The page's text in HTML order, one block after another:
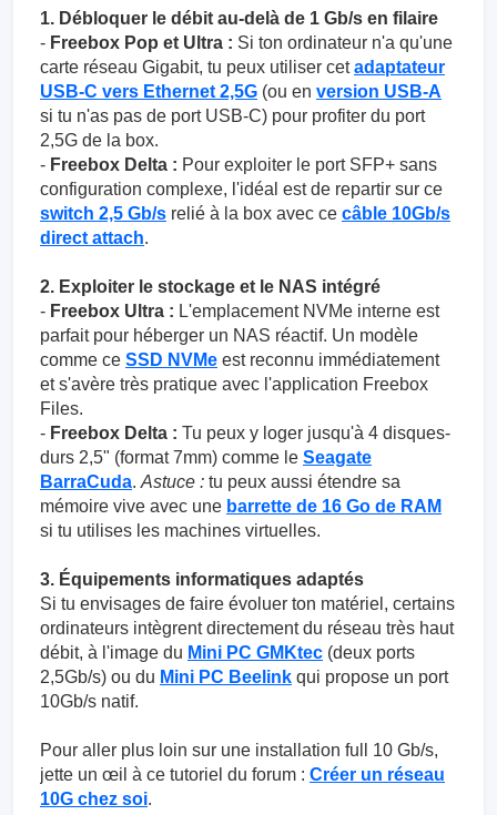
1. Débloquer le débit au-delà de 1 Gb/s en filaire
- Freebox Pop et Ultra : Si ton ordinateur n'a qu'une
carte réseau Gigabit, tu peux utiliser cetadaptateur
USB-C vers Ethernet 2,5G (ou en version USB-A
si tu n'as pas de port USB-C) pour profiter du port
2,5G de la box.
- Freebox Delta : Pour exploiter le port SFP+ sans
configuration complexe, l'idéal est de repartir sur ce
switch 2,5 Gb/s relié à la box avec ce câble 10Gb/s
direct attach.
2. Exploiter le stockage et le NAS intégré
- Freebox Ultra : L'emplacement NVMe interne est
parfait pour héberger un NAS réactif. Un modèle
comme ce SSD NVMe est reconnu immédiatement
et s'avère très pratique avec l'application Freebox
Files.
- Freebox Delta : Tu peux y loger jusqu'à 4 disques-
durs 2,5" (format 7mm) comme le Seagate
BarraCuda. Astuce : tu peux aussi étendre sa
mémoire vive avec une barrette de 16 Go de RAM
si tu utilises les machines virtuelles.
3. Équipements informatiques adaptés
Si tu envisages de faire évoluer ton matériel, certains
ordinateurs intègrent directement du réseau très haut
débit, à l'image du Mini PC GMKtec (deux ports
2,5Gb/s) ou du Mini PC Beelink qui propose un port
10Gb/s natif.
Pour aller plus loin sur une installation full 10 Gb/s,
jette un œil à ce tutoriel du forum : Créer un réseau
10G chez soi.